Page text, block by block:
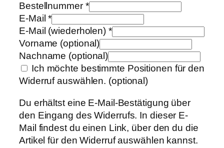
Bestellnummer *
E-Mail*
E-Mail (wiederholen) *
Vorname (optional)
Nachname (optional)
Ich möchte bestimmte Positionen für den
Widerruf auswählen. (optional)
Du erhältst eine E-Mail-Bestätigung über
den Eingang des Widerrufs. In dieser E-
Mail findest du einen Link, über den du die
Artikel für den Widerruf auswählen kannst.